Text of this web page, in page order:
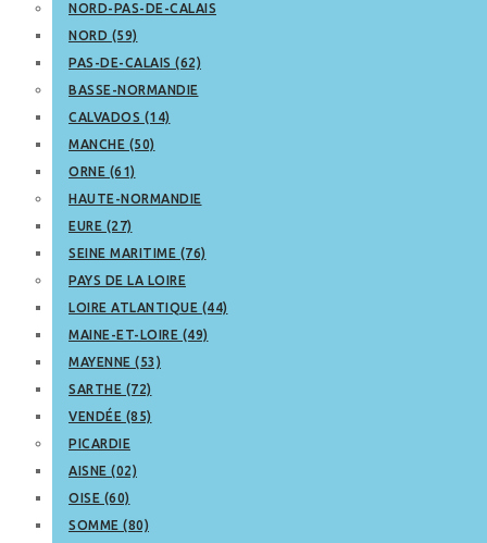
NORD-PAS-DE-CALAIS
NORD (59)
PAS-DE-CALAIS (62)
BASSE-NORMANDIE
CALVADOS (14)
MANCHE (50)
ORNE (61)
HAUTE-NORMANDIE
EURE (27)
SEINE MARITIME (76)
PAYS DE LA LOIRE
LOIRE ATLANTIQUE (44)
MAINE-ET-LOIRE (49)
MAYENNE (53)
SARTHE (72)
VENDÉE (85)
PICARDIE
AISNE (02)
OISE (60)
SOMME (80)